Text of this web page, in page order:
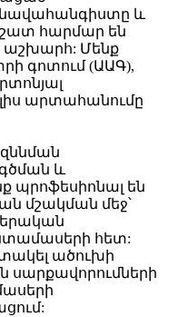
նավահանգիստը և
հարմար են
Մենք
գոտում (ԱԱԳ),
արտահանումը
և
պրոֆեսիոնալ են
մշակման մեջ՝
հետ:
ածուխի